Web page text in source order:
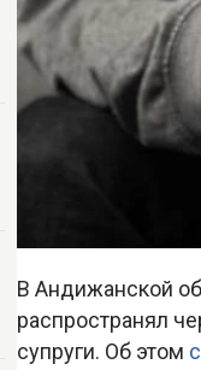
В Андижанской
распространял
супруги. Об этом